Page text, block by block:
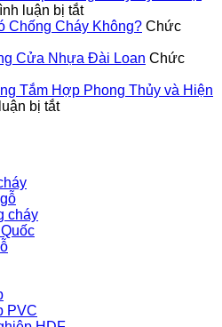
luận bị tắtở
Đơn
Cung
Cửa
Chống Cháy Không? Chức
Gỗ
Cửa Nhựa Đài Loan Chức
Tích
Tắm Hợp Phong Thủy và Hiện
bị tắtở
cháy
PVC